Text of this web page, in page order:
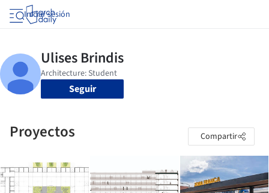
Iniciar sesión
Seguir
Proyectos Compartir